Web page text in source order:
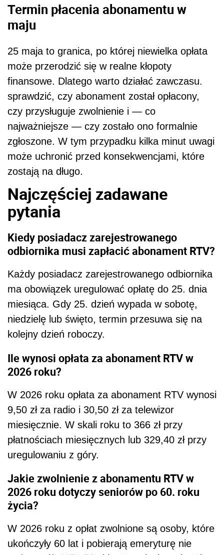
Termin płacenia abonamentu w
maju
25 maja to granica, po której niewielka opłata
może przerodzić się w realne kłopoty
finansowe. Dlatego warto działać zawczasu.
sprawdzić, czy abonament został opłacony,
czy przysługuje zwolnienie i — co
najważniejsze — czy zostało ono formalnie
zgłoszone. W tym przypadku kilka minut uwagi
może uchronić przed konsekwencjami, które
zostają na długo.
Najczęściej zadawane
pytania
Kiedy posiadacz zarejestrowanego
odbiornika musi zapłacić abonament RTV?
Każdy posiadacz zarejestrowanego odbiornika
ma obowiązek uregulować opłatę do 25. dnia
miesiąca. Gdy 25. dzień wypada w sobotę,
niedzielę lub święto, termin przesuwa się na
kolejny dzień roboczy.
Ile wynosi opłata za abonament RTV w
2026 roku?
W 2026 roku opłata za abonament RTV wynosi
9,50 zł za radio i 30,50 zł za telewizor
miesięcznie. W skali roku to 366 zł przy
płatnościach miesięcznych lub 329,40 zł przy
uregulowaniu z góry.
Jakie zwolnienie z abonamentu RTV w
2026 roku dotyczy seniorów po 60. roku
życia?
W 2026 roku z opłat zwolnione są osoby, które
ukończyły 60 lat i pobierają emeryturę nie